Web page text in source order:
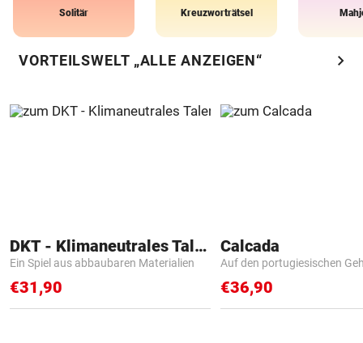
Solitär Kreuzworträtsel
VORTEILSWELT „ALLE ANZEIGEN“ chevron_right
DKT - Klimaneutrales Talent
Ein Spiel aus abbaubaren Materialien
€31,90
Calcada
Auf den portugiesischen
€36,90